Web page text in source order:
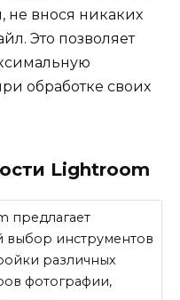
не внося никаких
Это позволяет
обработке своих
Lightroom
предлагает
инструментов
различных
фотографии,